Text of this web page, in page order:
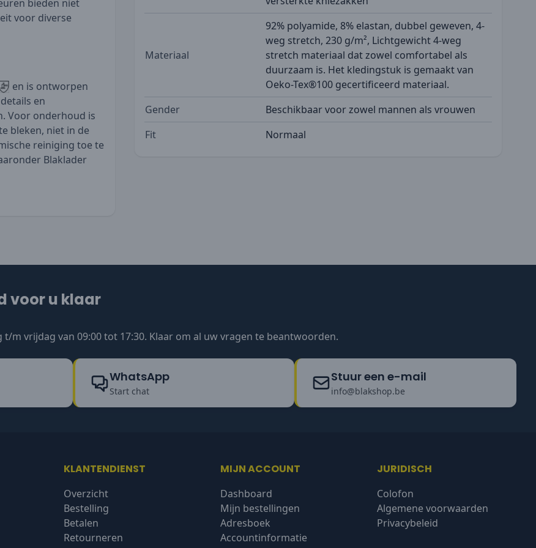
bieden niet
voor diverse
en is ontworpen
en
Voor onderhoud is
bleken, niet in de
reiniging toe te
Blaklader
Materiaal
92% polyamide, 8% elastan, dubbel geweven, 4-
weg stretch, 230 g/m², Lichtgewicht 4-weg
stretch materiaal dat zowel comfortabel als
duurzaam is. Het kledingstuk is gemaakt van
Oeko-Tex®100 gecertificeerd materiaal.
Gender
Beschikbaar voor zowel mannen als vrouwen
Fit
Normaal
voor u klaar
m vrijdag van 09:00 tot 17:30. Klaar om al uw vragen te beantwoorden.
WhatsApp
Start chat
Stuur een e-mail
info@blakshop.be
KLANTENDIENST
Overzicht
Bestelling
Betalen
Retourneren
MIJN ACCOUNT
Dashboard
Mijn bestellingen
Adresboek
Accountinformatie
JURIDISCH
Colofon
Algemene voorwaarden
Privacybeleid